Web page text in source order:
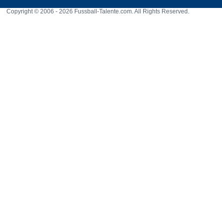
Copyright © 2006 - 2026 Fussball-Talente.com. All Rights Reserved.